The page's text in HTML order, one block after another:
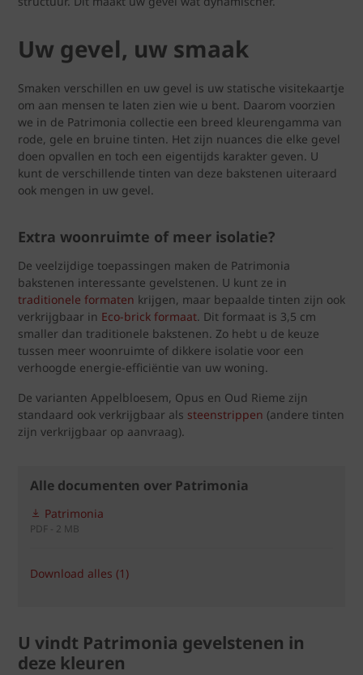
Uw gevel, uw smaak
Smaken verschillen en uw gevel is uw statische visitekaartje
om aan mensen te laten zien wie u bent. Daarom voorzien
we in de Patrimonia collectie een breed kleurengamma van
rode, gele en bruine tinten. Het zijn nuances die elke gevel
doen opvallen en toch een eigentijds karakter geven. U
kunt de verschillende tinten van deze bakstenen uiteraard
ook mengen in uw gevel.
Extra woonruimte of meer isolatie?
De veelzijdige toepassingen maken de Patrimonia
bakstenen interessante gevelstenen. U kunt ze in
traditionele formaten krijgen, maar bepaalde tinten zijn ook
verkrijgbaar in Eco-brick formaat. Dit formaat is 3,5 cm
smaller dan traditionele bakstenen. Zo hebt u de keuze
tussen meer woonruimte of dikkere isolatie voor een
verhoogde energie-efficiëntie van uw woning.
De varianten Appelbloesem, Opus en Oud Rieme zijn
standaard ook verkrijgbaar als steenstrippen (andere tinten
zijn verkrijgbaar op aanvraag).
Alle documenten over Patrimonia
Patrimonia
PDF - 2 MB
Download alles (1)
U vindt Patrimonia gevelstenen in
deze kleuren